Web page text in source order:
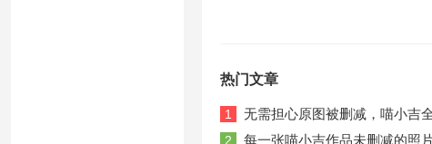
热门文章
1 无需担心原图被删减，喵小吉
2 每一张喵小吉作品未删减的照